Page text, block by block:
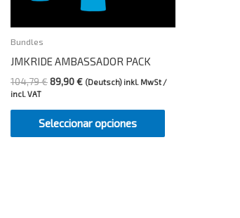
Bundles
JMKRIDE AMBASSADOR PACK
104,79€89,90€ (Deutsch) inkl. MwSt /
incl. VAT
Seleccionar opciones